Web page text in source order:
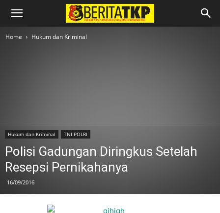
Home Hukum dan Kriminal
Hukum dan Kriminal TNI POLRI
Polisi Gadungan Diringkus Setelah
Resepsi Pernikahanya
16/09/2016